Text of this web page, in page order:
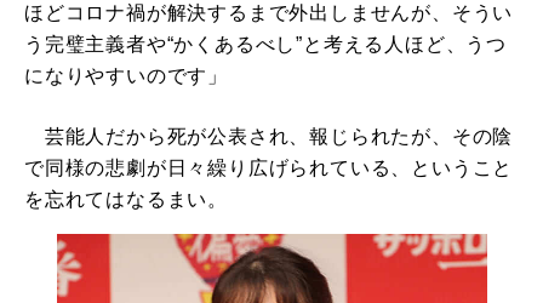
ほどコロナ禍が解決するまで外出しませんが、そうい
う完璧主義者や“かくあるべし”と考える人ほど、うつ
になりやすいのです」
芸能人だから死が公表され、報じられたが、その陰
で同様の悲劇が日々繰り広げられている、ということ
を忘れてはなるまい。